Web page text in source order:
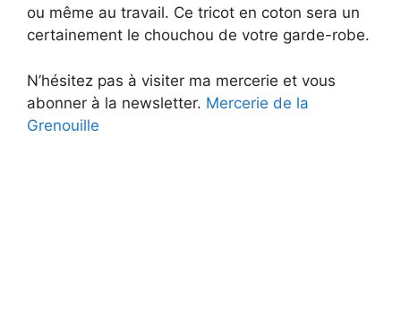
ou même au travail. Ce tricot en coton sera un
certainement le chouchou de votre garde-robe.
N’hésitez pas à visiter ma mercerie et vous
abonner à la newsletter. Mercerie de la
Grenouille